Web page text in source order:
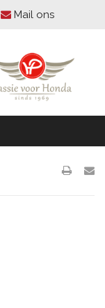
Mail ons